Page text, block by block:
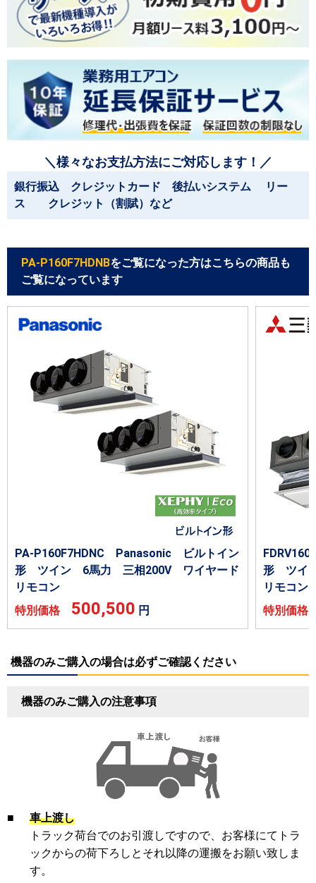
＼様々なお支払方法にご対応します！／
銀行振込 クレジットカード 後払いシステム リー
ス クレジット（割賦）など
PA-P160F7HDNBをご覧になった方はこちらの商品も
ご覧になっています
PA-P160F7HDNC Panasonic ビルトイン
形 ツイン 6馬力 三相200V ワイヤード
リモコン
特別価格 500,500 円
形 ツイ
リモコン
特別価
機器のみご購入の場合は必ずご確認ください
機器のみご購入の注意事項
■
車上渡し
トラック荷台でのお引渡しですので、お客様にてトラ
ックからの荷下ろしとそれ以降の運搬をお願い致しま
す。